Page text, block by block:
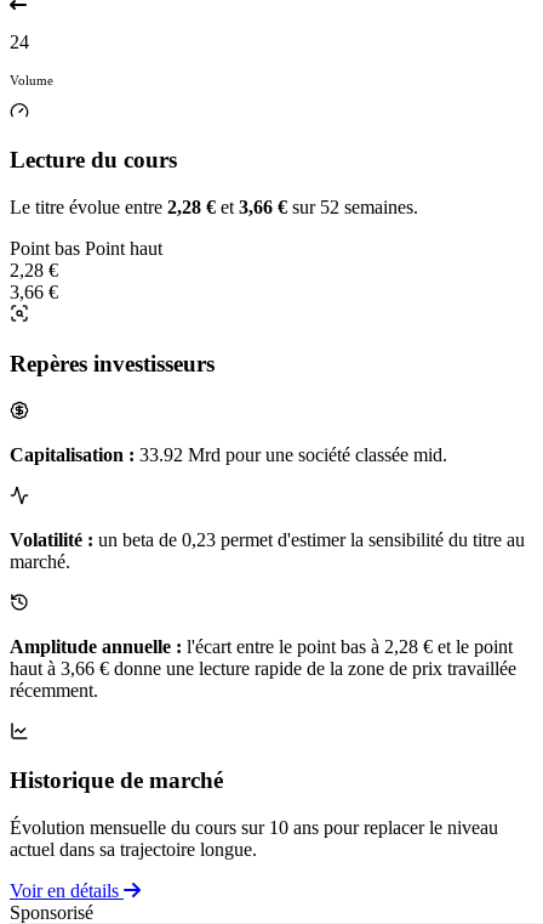
24
Volume
Lecture du cours
Le titre évolue entre 2,28 € et 3,66 € sur 52 semaines.
Point bas Point haut
2,28 €
3,66 €
Repères investisseurs
Capitalisation : 33.92 Mrd pour une société classée mid.
Volatilité : un beta de 0,23 permet d'estimer la sensibilité du titre au
marché.
Amplitude annuelle : l'écart entre le point bas à 2,28 € et le point
haut à 3,66 € donne une lecture rapide de la zone de prix travaillée
récemment.
Historique de marché
Évolution mensuelle du cours sur 10 ans pour replacer le niveau
actuel dans sa trajectoire longue.
Voir en détails
Sponsorisé